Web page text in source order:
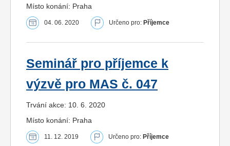
Místo konání: Praha
04. 06. 2020 Určeno pro: Příjemce
Seminář pro příjemce k
výzvě pro MAS č. 047
Trvání akce: 10. 6. 2020
Místo konání: Praha
11. 12. 2019 Určeno pro: Příjemce